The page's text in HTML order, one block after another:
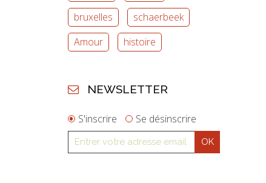
bruxelles
schaerbeek
Amour
histoire
NEWSLETTER
S'inscrire Se désinscrire